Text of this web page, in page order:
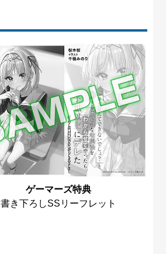
ゲーマーズ特典
書き下ろしSSリーフレット